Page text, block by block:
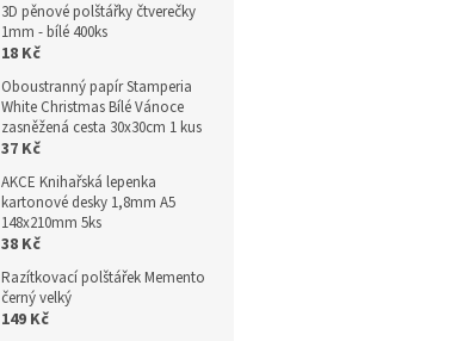
3D pěnové polštářky čtverečky
1mm - bílé 400ks
18 Kč
Oboustranný papír Stamperia
White Christmas Bílé Vánoce
zasněžená cesta 30x30cm 1 kus
37 Kč
AKCE Knihařská lepenka
kartonové desky 1,8mm A5
148x210mm 5ks
38 Kč
Razítkovací polštářek Memento
černý velký
149 Kč